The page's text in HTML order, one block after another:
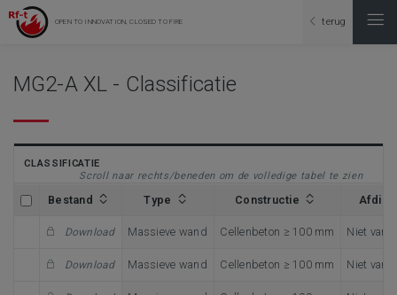
OPEN TO INNOVATION, CLOSED TO FIRE terug
MG2-A XL - Classificatie
CLASSIFICATIE
Scroll naar rechts/beneden om de volledige tabel te zien
Bestand Type Constructie
Download Massieve wand Cellenbeton ≥ 100 mm Niet van
Download Massieve wand Cellenbeton ≥ 100 mm Niet van